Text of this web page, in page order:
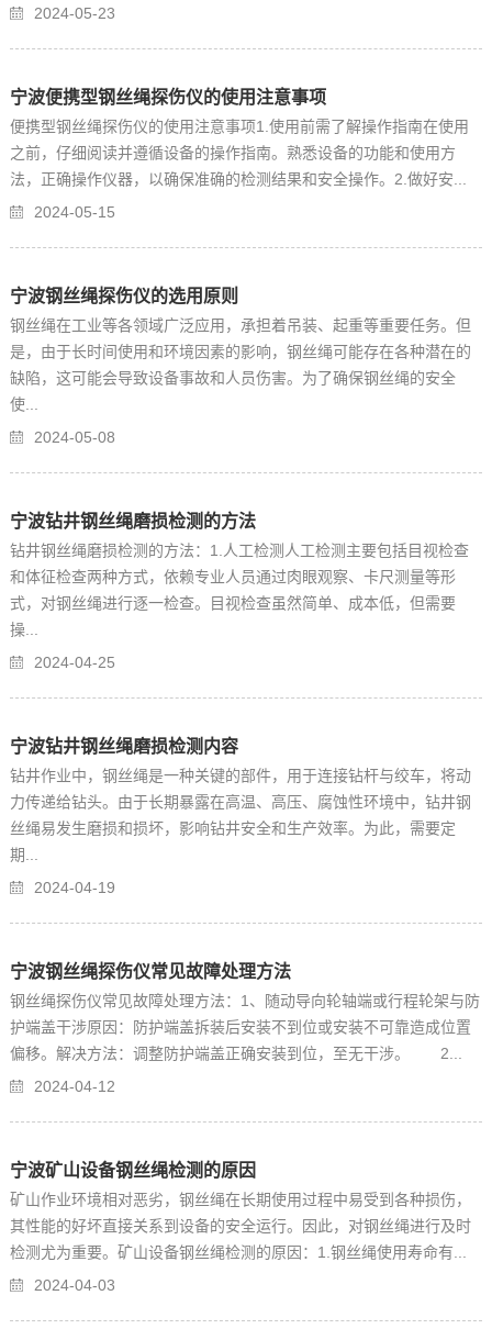
2024-05-23
宁波便携型钢丝绳探伤仪的使用注意事项
便携型钢丝绳探伤仪的使用注意事项1.使用前需了解操作指南在使用
之前，仔细阅读并遵循设备的操作指南。熟悉设备的功能和使用方
法，正确操作仪器，以确保准确的检测结果和安全操作。2.做好安...
2024-05-15
宁波钢丝绳探伤仪的选用原则
钢丝绳在工业等各领域广泛应用，承担着吊装、起重等重要任务。但
是，由于长时间使用和环境因素的影响，钢丝绳可能存在各种潜在的
缺陷，这可能会导致设备事故和人员伤害。为了确保钢丝绳的安全
使...
2024-05-08
宁波钻井钢丝绳磨损检测的方法
钻井钢丝绳磨损检测的方法：1.人工检测人工检测主要包括目视检查
和体征检查两种方式，依赖专业人员通过肉眼观察、卡尺测量等形
式，对钢丝绳进行逐一检查。目视检查虽然简单、成本低，但需要
操...
2024-04-25
宁波钻井钢丝绳磨损检测内容
钻井作业中，钢丝绳是一种关键的部件，用于连接钻杆与绞车，将动
力传递给钻头。由于长期暴露在高温、高压、腐蚀性环境中，钻井钢
丝绳易发生磨损和损坏，影响钻井安全和生产效率。为此，需要定
期...
2024-04-19
宁波钢丝绳探伤仪常见故障处理方法
钢丝绳探伤仪常见故障处理方法：1、随动导向轮轴端或行程轮架与防
护端盖干涉原因：防护端盖拆装后安装不到位或安装不可靠造成位置
偏移。解决方法：调整防护端盖正确安装到位，至无干涉。 2...
2024-04-12
宁波矿山设备钢丝绳检测的原因
矿山作业环境相对恶劣，钢丝绳在长期使用过程中易受到各种损伤，
其性能的好坏直接关系到设备的安全运行。因此，对钢丝绳进行及时
检测尤为重要。矿山设备钢丝绳检测的原因：1.钢丝绳使用寿命有...
2024-04-03